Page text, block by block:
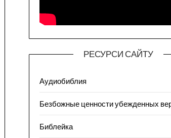
РЕСУРСИ САЙТУ
Аудиобиблия
Безбожные ценности убежденных
Библейка